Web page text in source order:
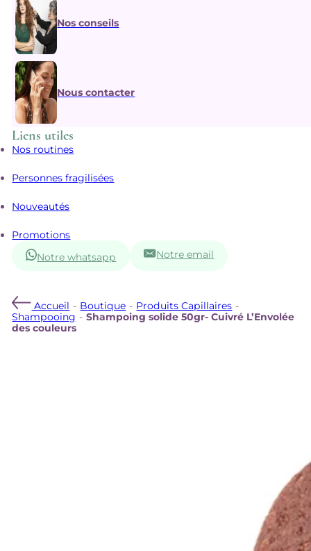
Nos conseils
Nous contacter
Liens utiles
Nos routines
Personnes fragilisées
Nouveautés
Promotions
Notre whatsapp
Notre email
Accueil - Boutique - Produits Capillaires -
Shampooing - Shampoing solide 50gr- Cuivré L’Envolée
des couleurs